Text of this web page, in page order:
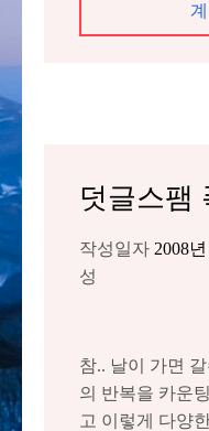
덧글스팸
작성일자 2008
성
참.. 날이 가면
의 반복을 카운
고 이렇게 다양